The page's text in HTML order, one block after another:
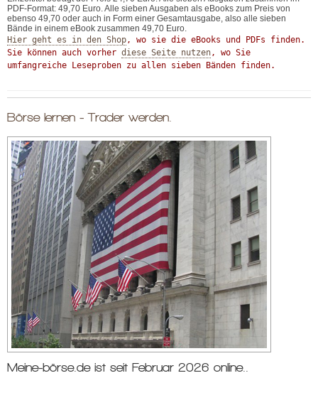
PDF-Format: 49,70 Euro. Alle sieben Ausgaben als eBooks zum Preis von
ebenso 49,70 oder auch in Form einer Gesamtausgabe, also alle sieben
Bände in einem eBook zusammen 49,70 Euro.
Hier geht es in den Shop , wo sie die eBooks und PDFs finden.
Sie können auch vorher diese Seite nutzen , wo Sie
umfangreiche Leseproben zu allen sieben Bänden finden.
Börse lernen - Trader werden.
Meine-börse.de ist seit Februar 2026 online..